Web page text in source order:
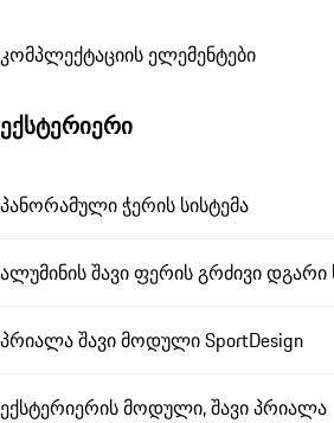
კომპლექტაციის ელემენტები
ექსტერიერი
პანორამული ჭერის სისტემა
ალუმინის შავი ფერის გრძივი დგარი
პრიალა შავი მოდული SportDesign
ექსტერიერის მოდული, შავი პრიალა